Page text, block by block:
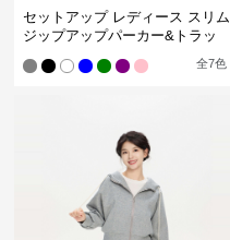
セットアップ レディース スリム
ジップアップパーカー&トラッ
全7色